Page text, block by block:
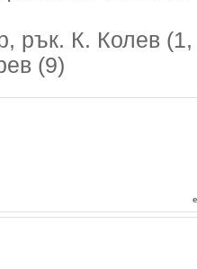
рък. К. Колев
(9)